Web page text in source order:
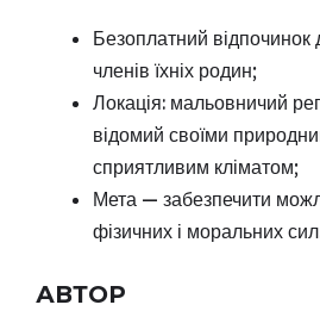
Безоплатний відпочинок
членів їхніх родин;
Локація: мальовничий
відомий своїми
сприятливим кліматом;
Мета — забезпечити
фізичних і моральних
АВТОР